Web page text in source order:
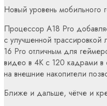
Новый уровень мобильного
Процессор A18 Pro
с улучшенной
16 Pro отличным для
видео в 4K с 120 кадрами
на внешние накопители
Ближе и дальше, чётче и